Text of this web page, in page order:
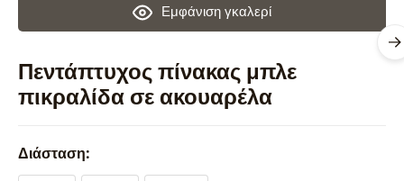
Πεντάπτυχος πίνακας μπλε
πικραλίδα σε ακουαρέλα
Εμφάνιση γκαλερί
Διάσταση: